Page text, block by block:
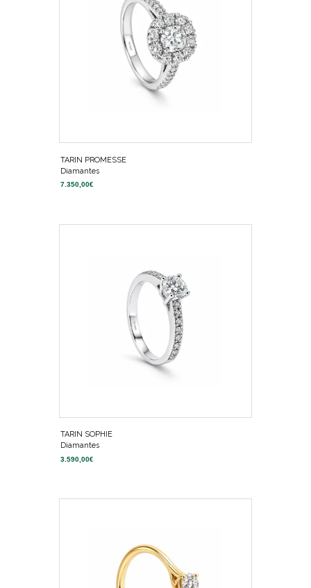
TARIN PROMESSE
Diamantes
7.350,00€
TARIN SOPHIE
Diamantes
3.590,00€